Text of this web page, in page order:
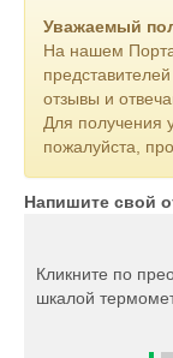
Уважаемый
На нашем
отзывы и
Для получения
пожалуйста,
Напишите свой
Кликните по
шкалой